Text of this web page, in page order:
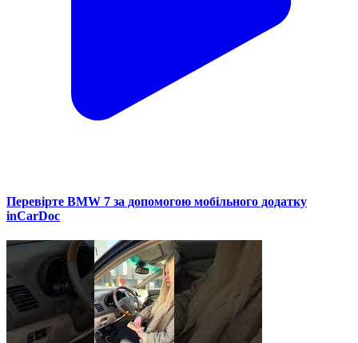
Перевірте BMW 7 за допомогою мобільного додатку
inCarDoc